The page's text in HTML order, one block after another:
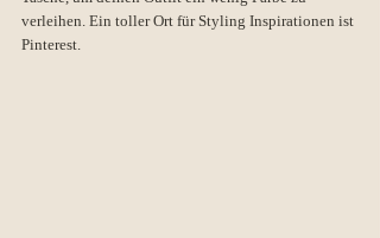
verleihen. Ein toller Ort für Styling Inspirationen ist
Pinterest.